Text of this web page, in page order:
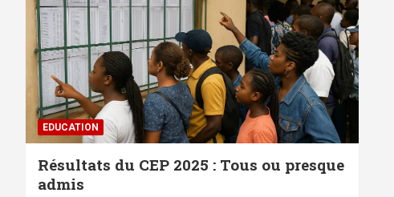
EDUCATION
Résultats du CEP 2025 : Tous ou presque
admis